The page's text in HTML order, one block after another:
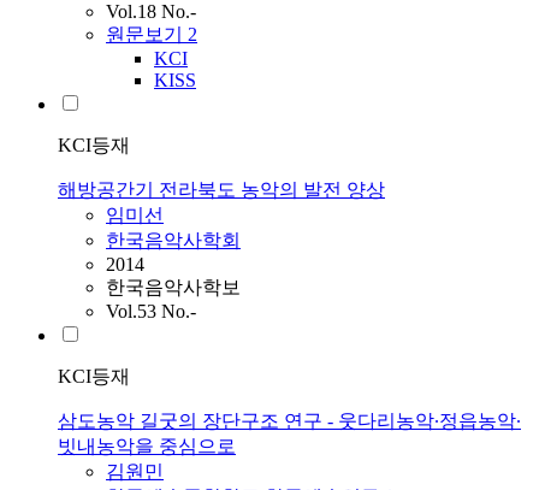
Vol.18 No.-
원문보기 2
KCI
KISS
KCI등재
해방공간기 전라북도 농악의 발전 양상
임미선
한국음악사학회
2014
한국음악사학보
Vol.53 No.-
KCI등재
삼도농악 길굿의 장단구조 연구 - 웃다리농악∙정읍농악∙
빗내농악을 중심으로
김원민